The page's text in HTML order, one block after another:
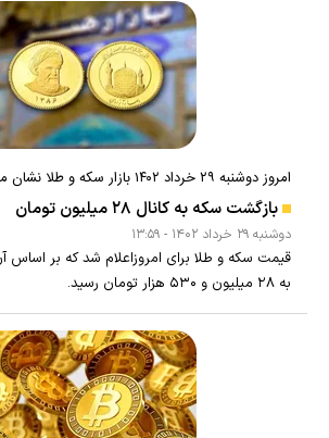
امروز دوشنبه ۲۹ خرداد ۱۴۰۲ بازار سکه و طلا نشان می‌دهد؛
بازگشت سکه به کانال ۲۸ میلیون تومان
دوشنبه ۲۹ خرداد ۱۴۰۲ - ۱۳:۵۹
قیمت سکه و طلا برای امروزاعلام شد که بر
به ۲۸ میلیون و ۵۳۰ هزار تومان رسید.